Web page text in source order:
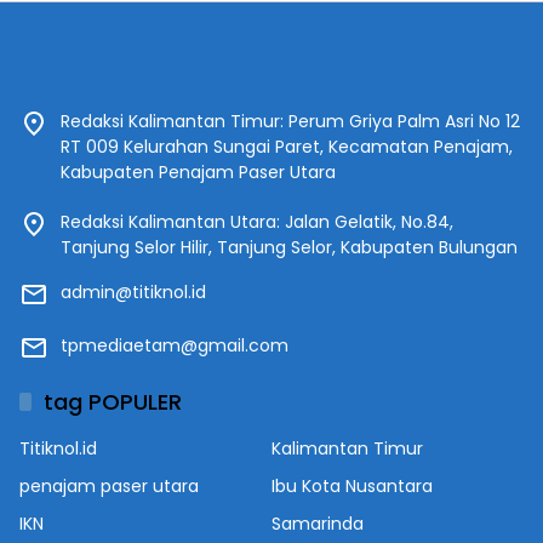
Redaksi Kalimantan Timur: Perum Griya Palm Asri No 12
RT 009 Kelurahan Sungai Paret, Kecamatan Penajam,
Kabupaten Penajam Paser Utara
Redaksi Kalimantan Utara: Jalan Gelatik, No.84,
Tanjung Selor Hilir, Tanjung Selor, Kabupaten Bulungan
admin@titiknol.id
tpmediaetam@gmail.com
tag POPULER
Titiknol.id
Kalimantan Timur
penajam paser utara
Ibu Kota Nusantara
IKN
Samarinda